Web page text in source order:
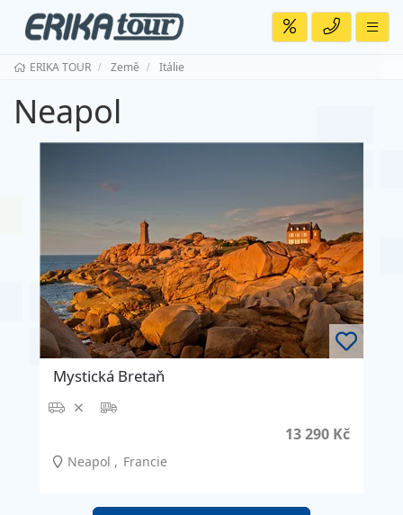
ERIKA TOUR Země Itálie
Neapol
Mystická Bretaň
13 290 Kč
Neapol Francie